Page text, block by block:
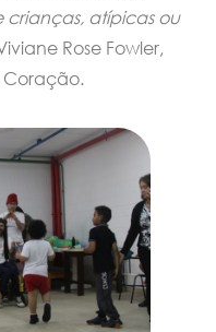
atípicas ou
Rose Fowler,
Coração.